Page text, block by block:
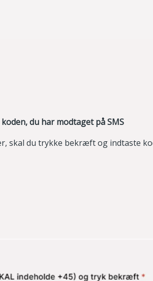
du har modtaget på SMS
skal du trykke bekræft og indtaste